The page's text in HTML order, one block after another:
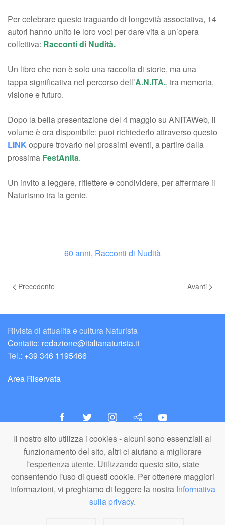
Il nostro sito utilizza i cookies - alcuni sono essenziali al
funzionamento del sito, altri ci aiutano a migliorare
l'esperienza utente. Utilizzando questo sito, state
consentendo l'uso di questi cookie. Per ottenere maggiori
informazioni, vi preghiamo di leggere la nostra Informativa
sulla privacy.
Per celebrare questo traguardo di longevità associativa, 14
autori hanno unito le loro voci per dare vita a un’opera
collettiva: Racconti di Nudità.
Un libro che non è solo una raccolta di storie, ma una
tappa significativa nel percorso dell’A.N.ITA., tra memoria,
visione e futuro.
Dopo la bella presentazione del 4 maggio su ANITAWeb, il
volume è ora disponibile: puoi richiederlo attraverso questo
LINKoppure trovarlo nei prossimi eventi, a partire dalla
prossima FestAnita.
Un invito a leggere, riflettere e condividere, per affermare il
Naturismo tra la gente.
60 anni, Racconti di Nudità
Precedente Avanti
Rivista di attualità e cultura Naturista
Contatto: redazione@italianaturista.it
Tel.: +39 346 1195466
Area Riservata
italiaNATURISTA
Editore e Redazione
A.N.ITA. Associazione Naturista Italiana (APS)
C.F. 80203710159
© A.N.ITA. - Tutto il materiale pubblicato in questo sito è di proprietà di
A.N.ITA. - Associazione Naturista Italiana aps (o dei relativi autori,